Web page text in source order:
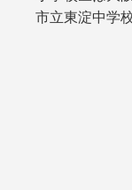
市立東淀中学